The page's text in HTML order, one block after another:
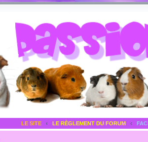
LE SITE ‹ LE RÈGLEMENT DU FORUM ‹